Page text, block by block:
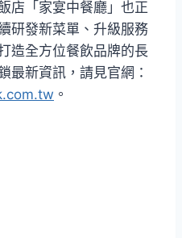
店「家宴中餐廳」也正
研發新菜單、升級服務
造全方位餐飲品牌的長
最新資訊，請見官網：
。